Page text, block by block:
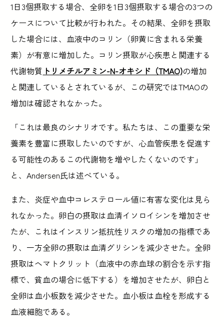
1日3個摂取する場合、全卵を1日3個摂取する場合の3つの
ケースについて比較が行われた。その結果、全卵を摂取
した場合には、血液中のコリン（卵黄に含まれる栄養
素）が有意に増加した。コリン摂取が心疾患と関連する
代謝物質 トリメチルアミン-N-オキシド（TMAO)の増加
と関連しているとされているが、この研究ではTMAOの
増加は確認されなかった。
「これは最良のシナリオです。私たちは、この重要な栄
養素を豊富に摂取したいのですが、心血管疾患を促進す
る可能性のあるこの代謝物を増やしたくないのです」
と、Andersen氏は述べている。
また、炎症や血中コレステロール値に有害な変化は見ら
れなかった。卵白の摂取は血清イソロイシンを増加させ
たが、これはインスリン抵抗性リスクの増加の指標であ
り、一方全卵の摂取は血清グリシンを減少させた。全卵
摂取はヘマトクリット（血液中の赤血球の割合を示す指
標で、貧血の場合に低下する）を増加させたが、卵白と
全卵は血小板数を減少させた。血小板は血栓を形成する
血液細胞である。